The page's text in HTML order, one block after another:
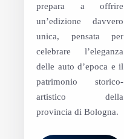
prepara a offrire
un’edizione davvero
unica, pensata per
celebrare l’eleganza
delle auto d’epoca e il
patrimonio storico-
artistico della
provincia di Bologna.